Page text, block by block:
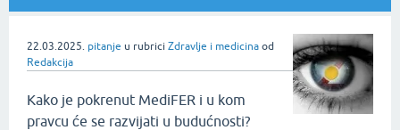
22.03.2025. pitanje u rubrici Zdravlje i medicina od
Redakcija
Kako je pokrenut MediFER i u kom
pravcu će se razvijati u budućnosti?